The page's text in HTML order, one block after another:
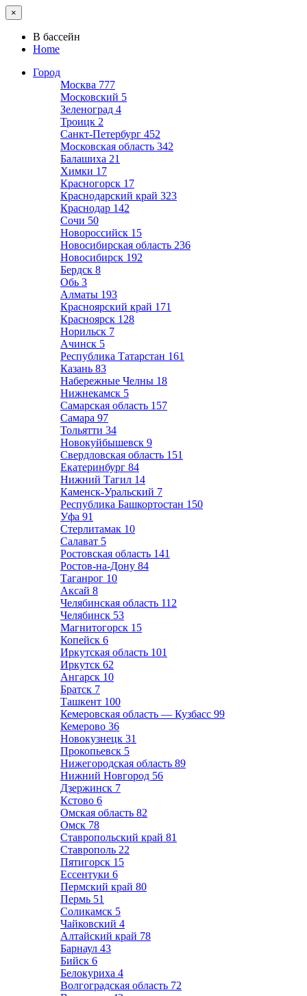
×
В бассейн
Home
Город
Москва 777
Московский 5
Зеленоград 4
Троицк 2
Санкт-Петербург 452
Московская область 342
Балашиха 21
Химки 17
Красногорск 17
Краснодарский край 323
Краснодар 142
Сочи 50
Новороссийск 15
Новосибирская область 236
Новосибирск 192
Бердск 8
Обь 3
Алматы 193
Красноярский край 171
Красноярск 128
Норильск 7
Ачинск 5
Республика Татарстан 161
Казань 83
Набережные Челны 18
Нижнекамск 5
Самарская область 157
Самара 97
Тольятти 34
Новокуйбышевск 9
Свердловская область 151
Екатеринбург 84
Нижний Тагил 14
Каменск-Уральский 7
Республика Башкортостан 150
Уфа 91
Стерлитамак 10
Салават 5
Ростовская область 141
Ростов-на-Дону 84
Таганрог 10
Аксай 8
Челябинская область 112
Челябинск 53
Магнитогорск 15
Копейск 6
Иркутская область 101
Иркутск 62
Ангарск 10
Братск 7
Ташкент 100
Кемеровская область — Кузбасс 99
Кемерово 36
Новокузнецк 31
Прокопьевск 5
Нижегородская область 89
Нижний Новгород 56
Дзержинск 7
Кстово 6
Омская область 82
Омск 78
Ставропольский край 81
Ставрополь 22
Пятигорск 15
Ессентуки 6
Пермский край 80
Пермь 51
Соликамск 5
Чайковский 4
Алтайский край 78
Барнаул 43
Бийск 6
Белокуриха 4
Волгоградская область 72